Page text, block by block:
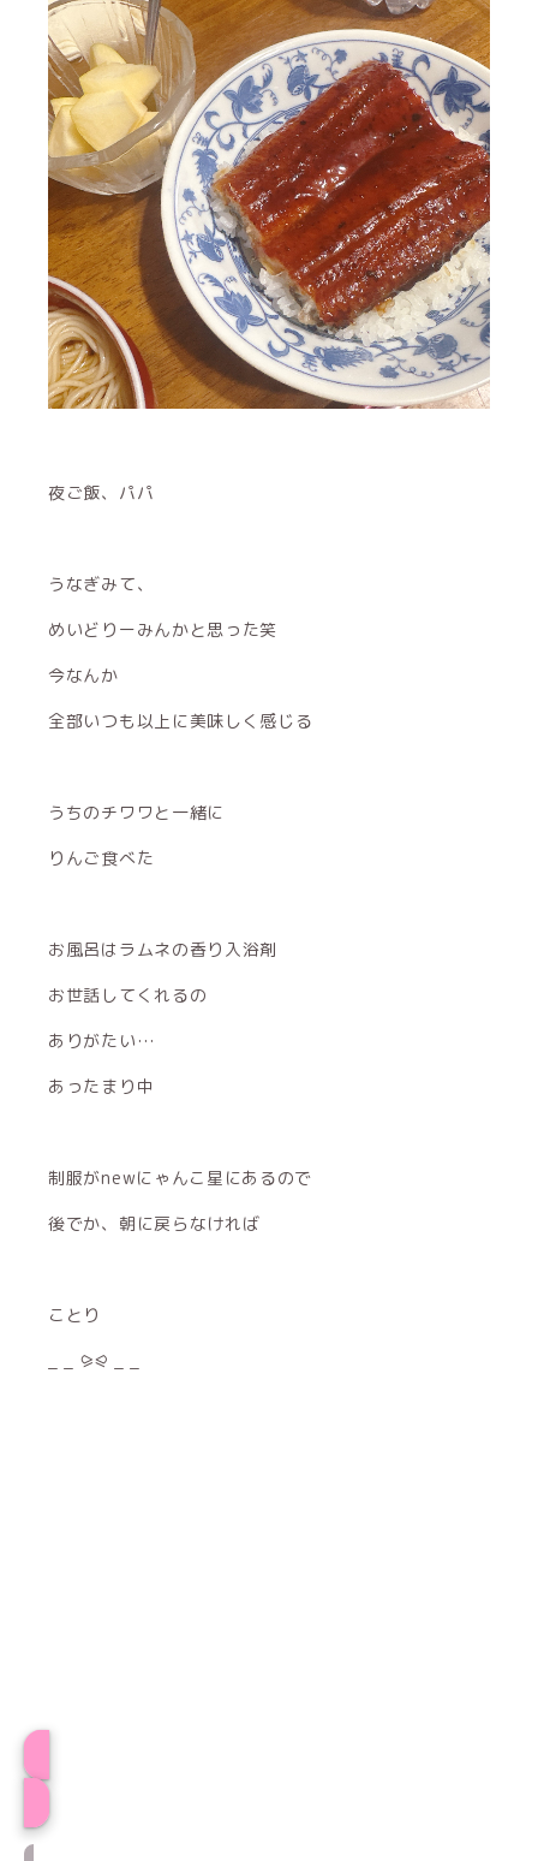
夜ご飯、パパ
うなぎみて、
めいどりーみんかと思った笑
今なんか
全部いつも以上に美味しく感じる
うちのチワワと一緒に
りんご食べた
お風呂はラムネの香り入浴剤
お世話してくれるの
ありがたい…
あったまり中
制服がnewにゃんこ星にあるので
後でか、朝に戻らなければ
ことり
_ _ ⪩⪨ _ _